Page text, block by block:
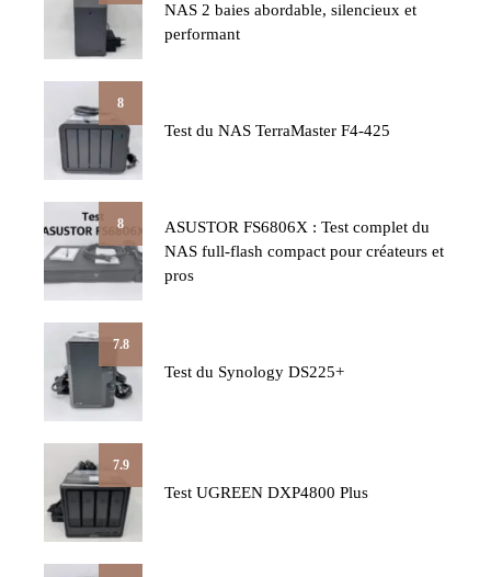
NAS 2 baies abordable, silencieux et
performant
8
Test du NAS TerraMaster F4-425
8
ASUSTOR FS6806X : Test complet du
NAS full-flash compact pour créateurs et
pros
7.8
Test du Synology DS225+
7.9
Test UGREEN DXP4800 Plus